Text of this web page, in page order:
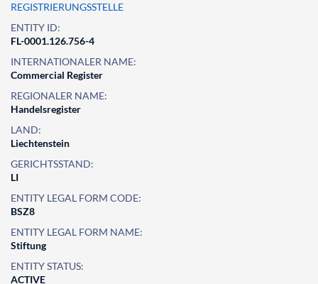
REGISTRIERUNGSSTELLE
ENTITY ID:
FL-0001.126.756-4
INTERNATIONALER NAME:
Commercial Register
REGIONALER NAME:
Handelsregister
LAND:
Liechtenstein
GERICHTSSTAND:
LI
ENTITY LEGAL FORM CODE:
BSZ8
ENTITY LEGAL FORM NAME:
Stiftung
ENTITY STATUS:
ACTIVE